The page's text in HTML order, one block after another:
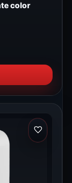
color